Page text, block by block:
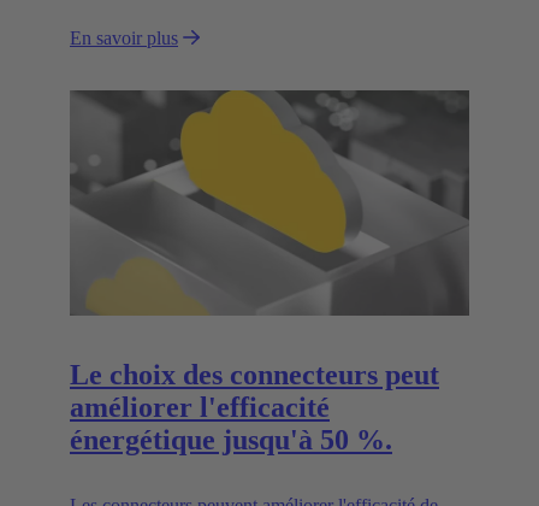
En savoir plus
Le choix des connecteurs peut
améliorer l'efficacité
énergétique jusqu'à 50 %.